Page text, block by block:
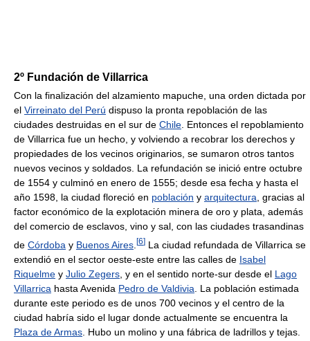
2º Fundación de Villarrica
Con la finalización del alzamiento mapuche, una orden dictada por
el Virreinato del Perú dispuso la pronta repoblación de las
ciudades destruidas en el sur de Chile. Entonces el repoblamiento
de Villarrica fue un hecho, y volviendo a recobrar los derechos y
propiedades de los vecinos originarios, se sumaron otros tantos
nuevos vecinos y soldados. La refundación se inició entre octubre
de 1554 y culminó en enero de 1555; desde esa fecha y hasta el
año 1598, la ciudad floreció en población y arquitectura, gracias al
factor económico de la explotación minera de oro y plata, además
del comercio de esclavos, vino y sal, con las ciudades trasandinas
de Córdoba y Buenos Aires [6] La ciudad refundada de Villarrica se
extendió en el sector oeste-este entre las calles de Isabel
Riquelme y Julio Zegers , y en el sentido norte-sur desde el Lago
Villarrica hasta Avenida Pedro de Valdivia . La población estimada
durante este periodo es de unos 700 vecinos y el centro de la
ciudad habría sido el lugar donde actualmente se encuentra la
Plaza de Armas . Hubo un molino y una fábrica de ladrillos y tejas.